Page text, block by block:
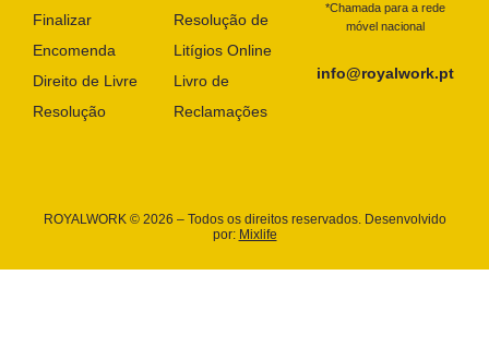
Finalizar
Encomenda
Direito de Livre
Resolução
Resolução de
Litígios Online
Livro de
Reclamações
*Chamada para a rede
móvel nacional
info@royalwork.pt
ROYALWORK © 2026 – Todos os direitos reservados. Desenvolvido
por: Mixlife